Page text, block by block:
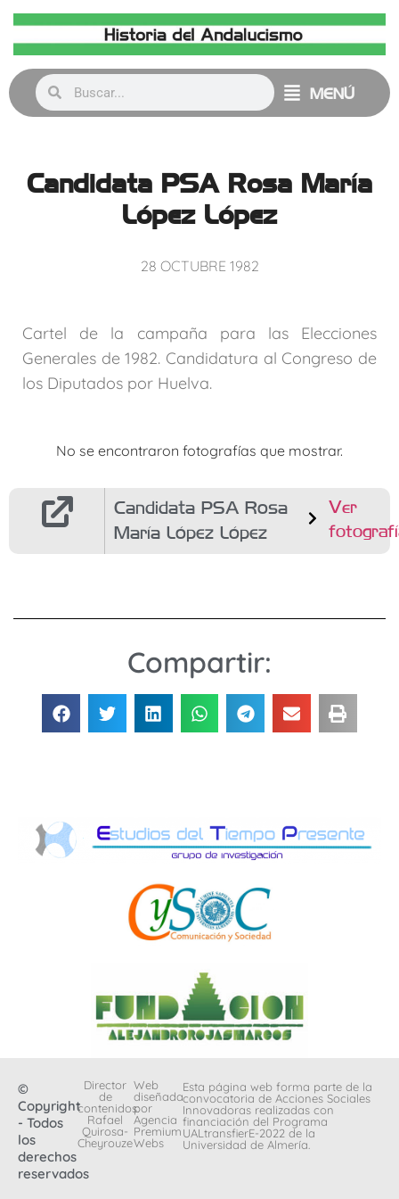
MENÚ
Candidata PSA Rosa María
López López
28 OCTUBRE 1982
Cartel de la campaña para las Elecciones
Generales de 1982. Candidatura al Congreso de
los Diputados por Huelva.
No se encontraron fotografías que mostrar.
Candidata PSA Rosa
María López López
Ver
Compartir:
©
Copyright
- Todos
los
derechos
reservados
Director
de
contenidos:
Rafael
Quirosa-
Cheyrouze
Web
diseñada
por
Agencia
Premium
Webs
Esta página web forma parte de la
convocatoria de Acciones Sociales
Innovadoras realizadas con
financiación del Programa
UALtransfierE-2022 de la
Universidad de Almería.